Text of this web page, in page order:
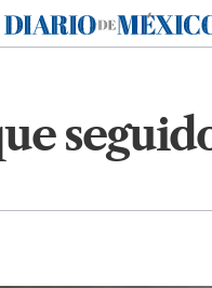
Diario de México